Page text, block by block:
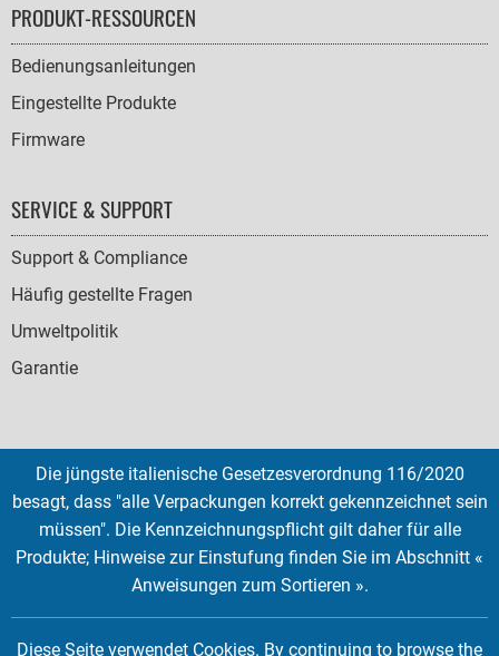
PRODUKT-RESSOURCEN
Bedienungsanleitungen
Eingestellte Produkte
Firmware
SERVICE & SUPPORT
Support & Compliance
Häufig gestellte Fragen
Umweltpolitik
Garantie
SOCIAL
ICONS
English French Deutsch Italian Español
Copyright © 2026 EMTEC, All rights reserved.
EMTEC® IS A REGISTERED TRADEMARK OF THE DEXXON GROUP.
Die jüngste italienische Gesetzesverordnung 116/2020
besagt, dass "alle Verpackungen korrekt gekennzeichnet sein
müssen". Die Kennzeichnungspflicht gilt daher für alle
Produkte; Hinweise zur Einstufung finden Sie im Abschnitt «
Anweisungen zum Sortieren ».
Diese Seite verwendet Cookies. By continuing to browse the